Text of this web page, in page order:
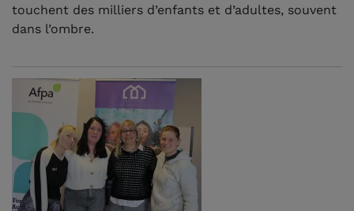
touchent des milliers d’enfants et d’adultes, souvent
dans l’ombre.